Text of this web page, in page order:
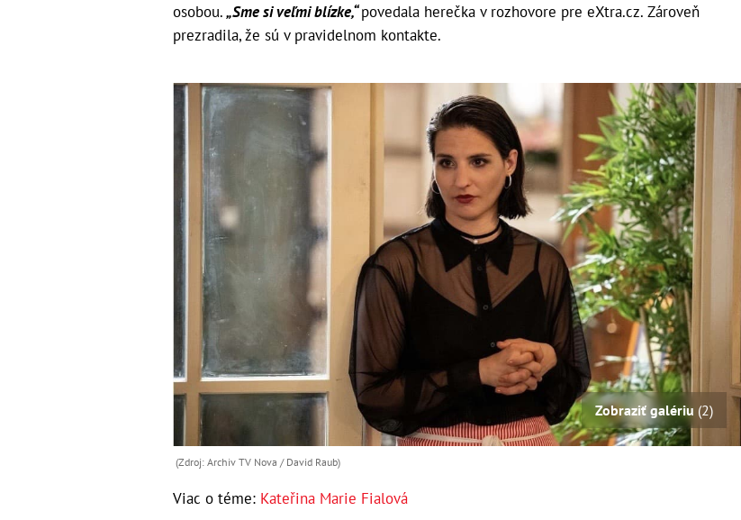
osobou.„Sme si veľmi blízke,“povedala herečka v rozhovore pre eXtra.cz. Zároveň
prezradila, že sú v pravidelnom kontakte.
Zobraziť galériu (2)
(Zdroj: Archiv TV Nova / David Raub)
Viac o téme: Kateřina Marie Fialová